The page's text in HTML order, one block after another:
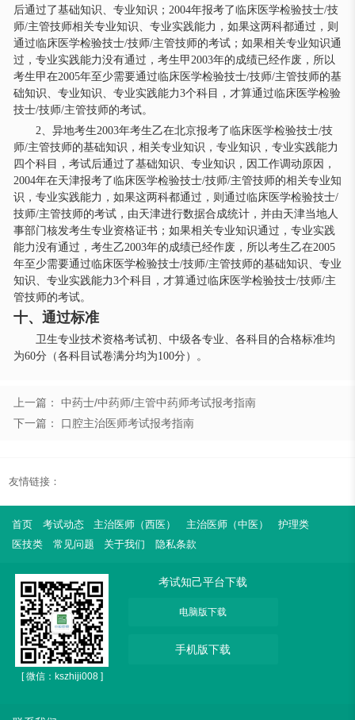
后通过了基础知识、专业知识；2004年报考了临床医学检验技士/技
师/主管技师相关专业知识、专业实践能力，如果这两科都通过，则
通过临床医学检验技士/技师/主管技师的考试；如果相关专业知识通
过，专业实践能力没有通过，考生甲2003年的成绩已经作废，所以
考生甲在2005年至少需要通过临床医学检验技士/技师/主管技师的基
础知识、专业知识、专业实践能力3个科目，才算通过临床医学检验
技士/技师/主管技师的考试。
2、异地考生2003年考生乙在北京报考了临床医学检验技士/技
师/主管技师的基础知识，相关专业知识，专业知识，专业实践能力
四个科目，考试后通过了基础知识、专业知识，因工作调动原因，
2004年在天津报考了临床医学检验技士/技师/主管技师的相关专业知
识，专业实践能力，如果这两科都通过，则通过临床医学检验技士/
技师/主管技师的考试，由天津进行数据合成统计，并由天津当地人
事部门核发考生专业资格证书；如果相关专业知识通过，专业实践
能力没有通过，考生乙2003年的成绩已经作废，所以考生乙在2005
年至少需要通过临床医学检验技士/技师/主管技师的基础知识、专业
知识、专业实践能力3个科目，才算通过临床医学检验技士/技师/主
管技师的考试。
十、通过标准
卫生专业技术资格考试初、中级各专业、各科目的合格标准均
为60分（各科目试卷满分均为100分）。
上一篇： 中药士/中药师/主管中药师考试报考指南
下一篇： 口腔主治医师考试报考指南
友情链接：
首页 考试动态 主治医师（西医） 主治医师（中医）
护理类
医技类
常见问题 关于我们 隐私条款
[ 微信：kszhiji008 ]
考试知己平台下载
电脑版下载
手机版下载